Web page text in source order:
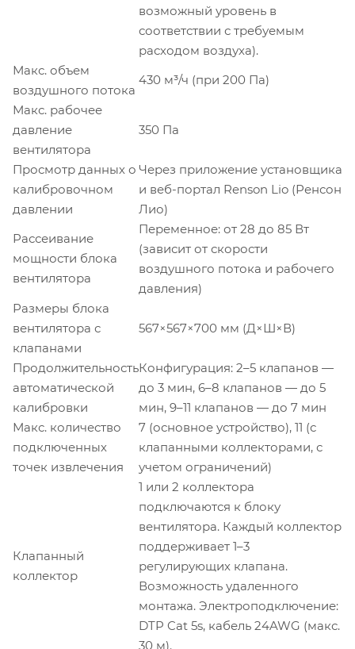
возможный уровень в
соответствии с требуемым
расходом воздуха).
Макс. объем
воздушного потока
430 м³/ч (при 200 Па)
Макс. рабочее
давление
вентилятора
350 Па
Просмотр данных о
калибровочном
давлении
Через приложение установщика
и веб-портал Renson Lio (Ренсон
Лио)
Рассеивание
мощности блока
вентилятора
Переменное: от 28 до 85 Вт
(зависит от скорости
воздушного потока и рабочего
давления)
Размеры блока
вентилятора с
клапанами
567×567×700 мм (Д×Ш×В)
Продолжительность
автоматической
калибровки
Конфигурация: 2–5 клапанов —
до 3 мин, 6–8 клапанов — до 5
мин, 9–11 клапанов — до 7 мин
Макс. количество
подключенных
точек извлечения
7 (основное устройство), 11 (с
клапанными коллекторами, с
учетом ограничений)
Клапанный
коллектор
1 или 2 коллектора
подключаются к блоку
вентилятора. Каждый коллектор
поддерживает 1–3
регулирующих клапана.
Возможность удаленного
монтажа. Электроподключение:
DTP Cat 5s, кабель 24AWG (макс.
30 м).